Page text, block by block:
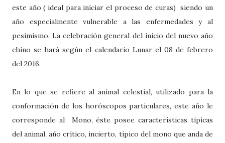
este año ( ideal para iniciar el proceso de curas) siendo un
año especialmente vulnerable a las enfermedades y al
pesimismo. La celebración general del inicio del nuevo año
chino se hará según el calendario Lunar el 08 de febrero
del 2016
En lo que se refiere al animal celestial, utilizado para la
conformación de los horóscopos particulares, este año le
corresponde al Mono, éste posee características típicas
del animal, año crítico, incierto, típico del mono que anda de